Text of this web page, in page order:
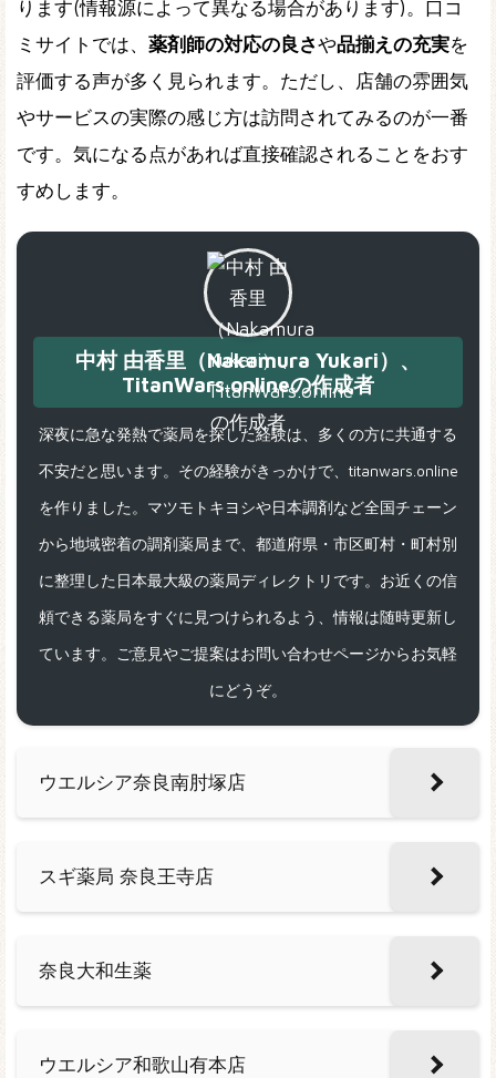
ります(情報源によって異なる場合があります)。口コ
ミサイトでは、 薬剤師の対応の良さや品揃えの充実を
評価する声が多く見られます。ただし、店舗の雰囲気
やサービスの実際の感じ方は訪問されてみるのが一番
です。気になる点があれば直接確認されることをおす
すめします。
中村 由香里（Nakamura Yukari）、
TitanWars.onlineの作成者
深夜に急な発熱で薬局を探した経験は、多くの方に共通する
不安だと思います。その経験がきっかけで、titanwars.online
を作りました。マツモトキヨシや日本調剤など全国チェーン
から地域密着の調剤薬局まで、都道府県・市区町村・町村別
に整理した日本最大級の薬局ディレクトリです。お近くの信
頼できる薬局をすぐに見つけられるよう、情報は随時更新し
ています。ご意見やご提案はお問い合わせページからお気軽
にどうぞ。
ウエルシア奈良南肘塚店
スギ薬局 奈良王寺店
奈良大和生薬
ウエルシア和歌山有本店